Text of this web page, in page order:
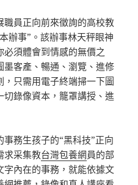
職員正向前來徵詢的高校教
辦事”。該辦事林天秤眼神
須體會到情感的無價之
客產、暢通、瀏覽、進修
只需用電子終端掃一下圖
錄像資本，籠罩講授、進
務生孩子的“黑科技”正向
采集教台灣包養網員的部
內在的事務，就能依據文